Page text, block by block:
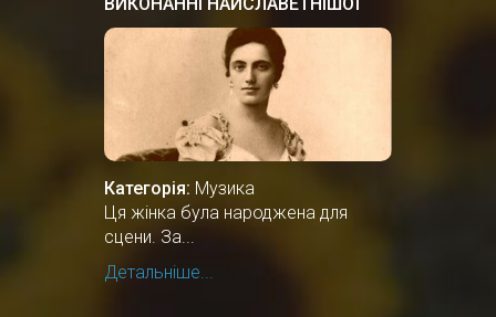
ОПЕРНОЇ СПІВАЧКИ СОЛОМIЇ
КРУШЕЛЬНИЦЬКОЇ
Категорія: Музика
Ця жінка була народжена для
сцени. За...
Детальніше...